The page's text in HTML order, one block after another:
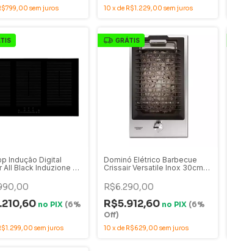
sem juros 10 xde R$1.229,00 sem juros
Indução Digital
All Black Induzione 90
90
no PIX (6%
sem juros
GRÁTIS
Dominó Elétrico Barbecue
Crissair Versatile Inox 30cm -
R$6.290,00
R$5.912,60 no PIX (6%
Off)
10 xde R$629,00 sem juros